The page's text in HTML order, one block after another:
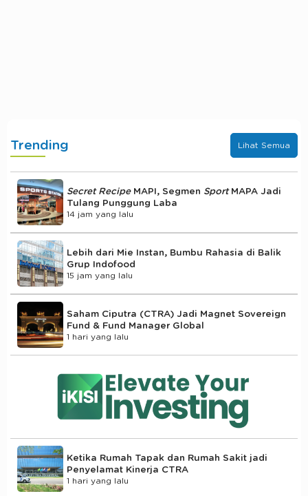
Trending Lihat Semua
Secret RecipeMAPI, Segmen Sport MAPA Jadi
Tulang Punggung Laba
14 jam yang lalu
Lebih dari Mie Instan, Bumbu Rahasia di Balik
Grup Indofood
15 jam yang lalu
Saham Ciputra (CTRA) Jadi Magnet Sovereign
Fund & Fund Manager Global
1 hari yang lalu
Ketika Rumah Tapak dan Rumah Sakit jadi
Penyelamat Kinerja CTRA
1 hari yang lalu